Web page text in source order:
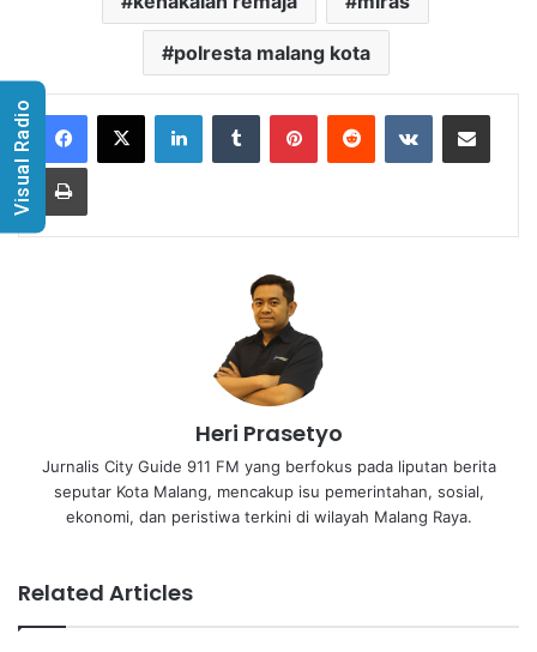
polresta malang kota
LinkedInTumblr PinterestReddit VKontakteShare via Email
Print
Heri Prasetyo
Jurnalis City Guide 911 FM yang berfokus pada liputan berita
seputar Kota Malang, mencakup isu pemerintahan, sosial,
ekonomi, dan peristiwa terkini di wilayah Malang Raya.
Related Articles
Visual Radio